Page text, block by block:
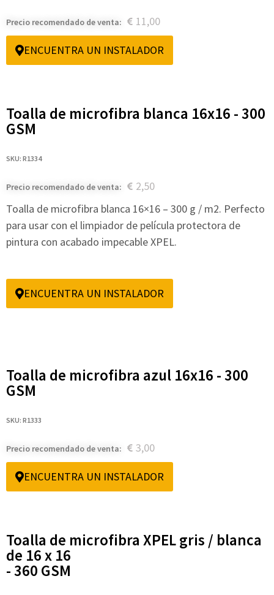
Precio recomendado de venta: 11,00
ENCUENTRA UN INSTALADOR
Toalla de microfibra blanca 16x16 - 300
GSM
SKU: R1334
Precio recomendado de venta:
2,50
Toalla de microfibra blanca 16×16 – 300 g / m2. Perfecto
para usar con el limpiador de película protectora de
pintura con acabado impecable XPEL.
ENCUENTRA UN INSTALADOR
Toalla de microfibra azul 16x16 - 300
GSM
SKU: R1333
Precio recomendado de venta: 3,00
ENCUENTRA UN INSTALADOR
Toalla de microfibra XPEL gris / blanca
de 16 x 16
- 360 GSM